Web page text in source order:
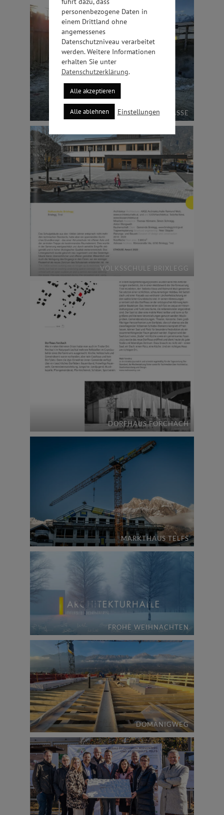
ROSENGASSE
VOLKSSCHULE BRIXLEGG
DORFHAUS FORCHACH
MARKTHAUS TELFS
FROHE WEIHNACHTEN
DOMANIGWEG
personenbezogene Daten in
einem Drittland ohne
angemessenes
Datenschutzniveau verarbeitet
werden. Weitere Informationen
erhalten Sie unter
Datenschutzerklärung.
Alle akzeptieren
Alle ablehnen Einstellungen